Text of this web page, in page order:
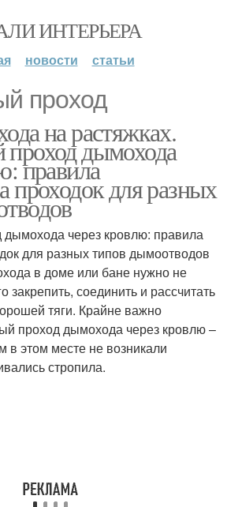
ИНТЕРЬЕРА
новости статьи
проход
на растяжках.
дымохода
правила
проходок для разных
через кровлю: правила
для разных типов дымоотводов
в доме или бане нужно не
закрепить, соединить и рассчитать
тяги. Крайне важно
проход дымохода через кровлю –
в этом месте не возникали
стропила.